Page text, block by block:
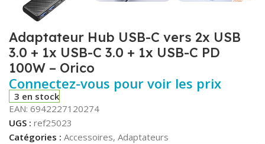
Adaptateur Hub USB-C vers 2x USB
3.0 + 1x USB-C 3.0 + 1x USB-C PD
100W – Orico
Connectez-vous pour voir les prix
3 en stock
EAN: 6942227120274
UGS : ref25023
Catégories : Accessoires, Adaptateurs